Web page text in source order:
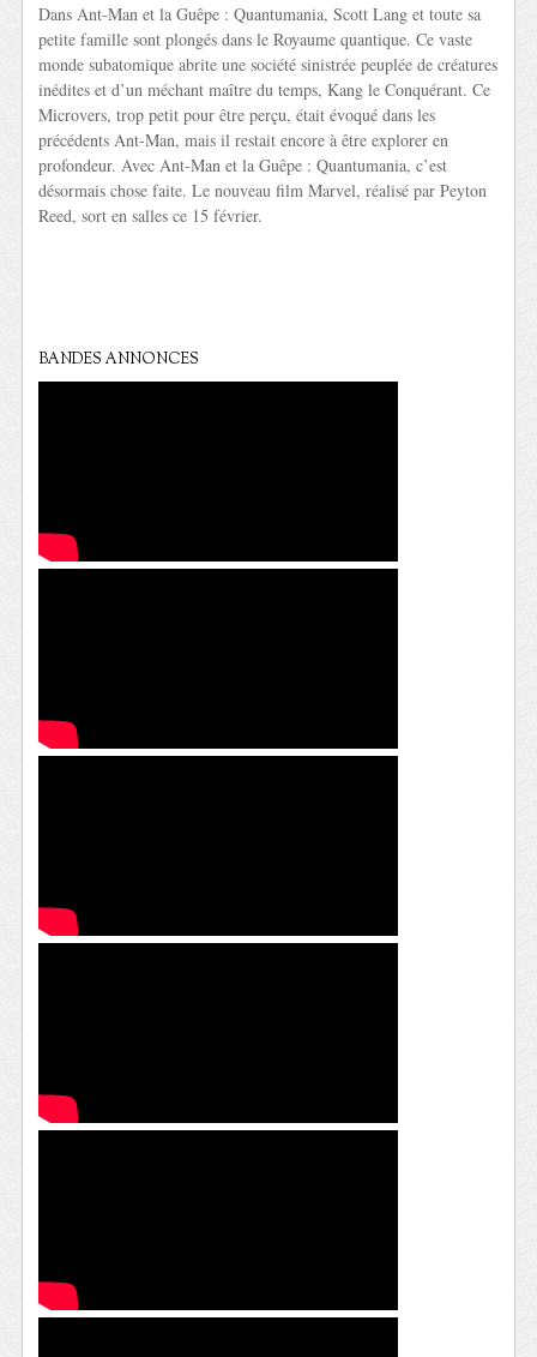
Dans Ant-Man et la Guêpe : Quantumania, Scott Lang et toute sa
petite famille sont plongés dans le Royaume quantique. Ce vaste
monde subatomique abrite une société sinistrée peuplée de créatures
inédites et d’un méchant maître du temps, Kang le Conquérant. Ce
Microvers, trop petit pour être perçu, était évoqué dans les
précédents Ant-Man, mais il restait encore à être explorer en
profondeur. Avec Ant-Man et la Guêpe : Quantumania, c’est
désormais chose faite. Le nouveau film Marvel, réalisé par Peyton
Reed, sort en salles ce 15 février.
BANDES ANNONCES